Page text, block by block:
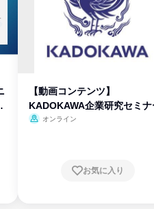
【動画コンテンツ】
KADOKAWA企業研究セミナ
オンライン
お気に入り